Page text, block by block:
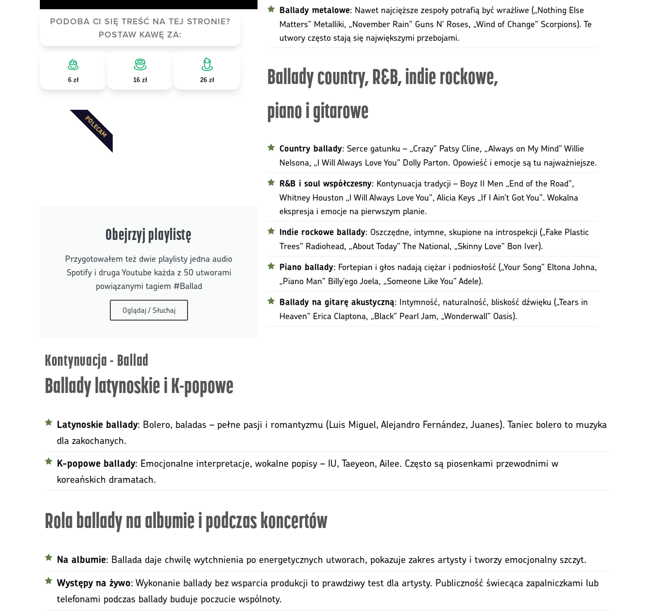
PODOBA CI SIĘ TREŚĆ NA TEJ STRONIE?
POSTAW KAWĘ ZA:
6 zł 16 zł 26 zł
Obejrzyj playlistę
Przygotowałem też dwie playlisty jedna audio
Spotify i druga Youtube każda z 50 utworami
powiązanymi tagiem #Ballad
Oglądaj / Słuchaj
POLECAM
Ballady metalowe: Nawet najcięższe zespoły potrafią być wrażliwe („Nothing Else
Matters” Metalliki, „November Rain” Guns N’ Roses, „Wind of Change” Scorpions). Te
utwory często stają się największymi przebojami.
Ballady country, R&B, indie rockowe,
piano i gitarowe
Country ballady: Serce gatunku – „Crazy” Patsy Cline, „Always on My Mind” Willie
Nelsona, „I Will Always Love You” Dolly Parton. Opowieść i emocje są tu najważniejsze.
R&B i soul współczesny: Kontynuacja tradycji – Boyz II Men „End of the Road”,
Whitney Houston „I Will Always Love You”, Alicia Keys „If I Ain’t Got You”. Wokalna
ekspresja i emocje na pierwszym planie.
Indie rockowe ballady: Oszczędne, intymne, skupione na introspekcji („Fake Plastic
Trees” Radiohead, „About Today” The National, „Skinny Love” Bon Iver).
Piano ballady: Fortepian i głos nadają ciężar i podniosłość („Your Song” Eltona Johna,
„Piano Man” Billy’ego Joela, „Someone Like You” Adele).
Ballady na gitarę akustyczną: Intymność, naturalność, bliskość dźwięku („Tears in
Heaven” Erica Claptona, „Black” Pearl Jam, „Wonderwall” Oasis).
Kontynuacja - Ballad
Ballady latynoskie i K-popowe
Latynoskie ballady: Bolero, baladas – pełne pasji i romantyzmu (Luis Miguel, Alejandro Fernández, Juanes). Taniec bolero to muzyka
dla zakochanych.
K-popowe ballady: Emocjonalne interpretacje, wokalne popisy – IU, Taeyeon, Ailee. Często są piosenkami przewodnimi w
koreańskich dramatach.
Rola ballady na albumie i podczas koncertów
Na albumie: Ballada daje chwilę wytchnienia po energetycznych utworach, pokazuje zakres artysty i tworzy emocjonalny szczyt.
Występy na żywo: Wykonanie ballady bez wsparcia produkcji to prawdziwy test dla artysty. Publiczność świecąca zapalniczkami lub
telefonami podczas ballady buduje poczucie wspólnoty.